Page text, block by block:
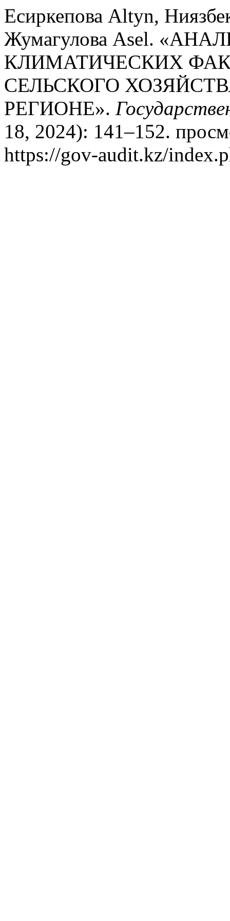
Есиркепова Altyn,
Жумагулова Asel.
КЛИМАТИЧЕСКИХ
СЕЛЬСКОГО
РЕГИОНЕ».
18, 2024): 141–152.
https://gov-audit.kz/